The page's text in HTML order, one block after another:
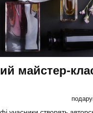
майстер-